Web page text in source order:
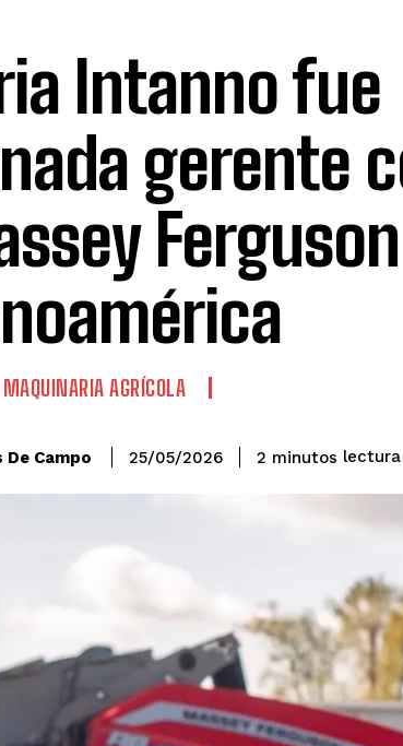
Intanno fue
gerente
MAQUINARIA AGRÍCOLA
Campo 25/05/2026 2 minutos lectura